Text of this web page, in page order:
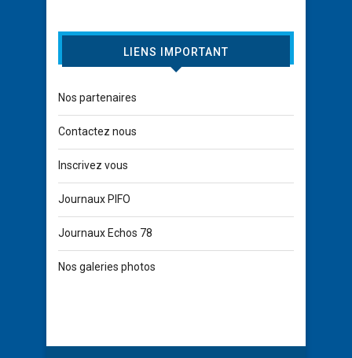
LIENS IMPORTANT
Nos partenaires
Contactez nous
Inscrivez vous
Journaux PIFO
Journaux Echos 78
Nos galeries photos